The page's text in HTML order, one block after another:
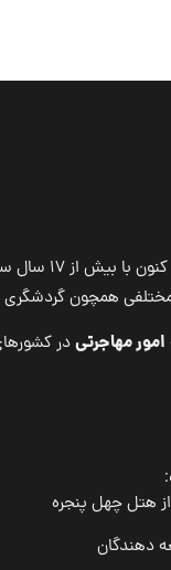
تا
همچون گردشگری
امور مهاجرتیدر
دهندگان